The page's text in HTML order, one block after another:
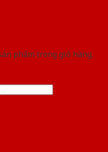
phẩm trong giỏ hàng.